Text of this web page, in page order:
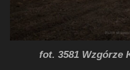
fot. 3581 Wzgórze